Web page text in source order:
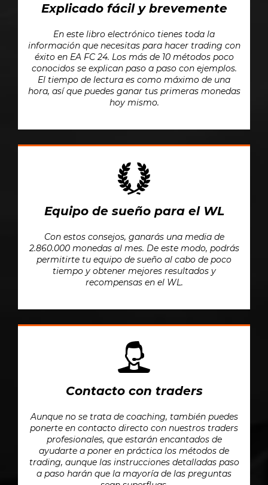
Explicado fácil y brevemente
En este libro electrónico tienes toda la
información que necesitas para hacer trading con
éxito en EA FC 24. Los más de 10 métodos poco
conocidos se explican paso a paso con ejemplos.
El tiempo de lectura es como máximo de una
hora, así que puedes ganar tus primeras monedas
hoy mismo.
Equipo de sueño para el WL
Con estos consejos, ganarás una media de
2.860.000 monedas al mes. De este modo, podrás
permitirte tu equipo de sueño al cabo de poco
tiempo y obtener mejores resultados y
recompensas en el WL.
Contacto con traders
Aunque no se trata de coaching, también puedes
ponerte en contacto directo con nuestros traders
profesionales, que estarán encantados de
ayudarte a poner en práctica los métodos de
trading, aunque las instrucciones detalladas paso
a paso harán que la mayoría de las preguntas